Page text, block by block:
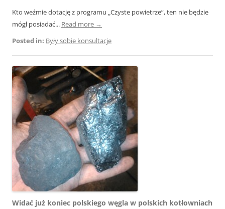
Kto weźmie dotację z programu „Czyste powietrze”, ten nie będzie
mógł posiadać... Read more →
Posted in: Były sobie konsultacje
Widać już koniec polskiego węgla w polskich kotłowniach